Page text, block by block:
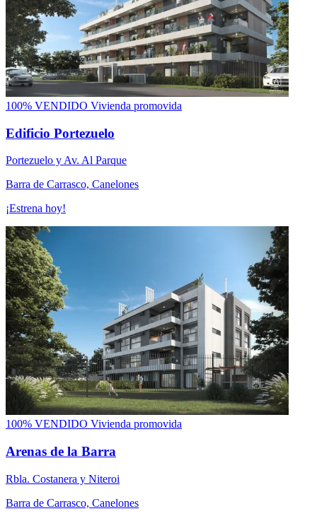
100% VENDIDO Vivienda promovida
Edificio Portezuelo
Portezuelo y Av. Al Parque
Barra de Carrasco, Canelones
¡Estrena hoy!
100% VENDIDO Vivienda promovida
Arenas de la Barra
Rbla. Costanera y Niteroi
Barra de Carrasco, Canelones